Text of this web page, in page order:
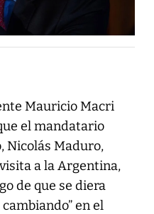
Mauricio Macri
el mandatario
Nicolás Maduro,
a la Argentina,
de que se diera
en el